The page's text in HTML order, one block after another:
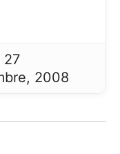
27
2008